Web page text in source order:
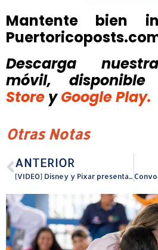
Mantente bien
Descarga
móvil, disponible
Store y Google Play.
Otras Notas
ANTERIOR
[VIDEO] Disney y Pixar presentan el primer tráiler de la comedia animada HOPPERS